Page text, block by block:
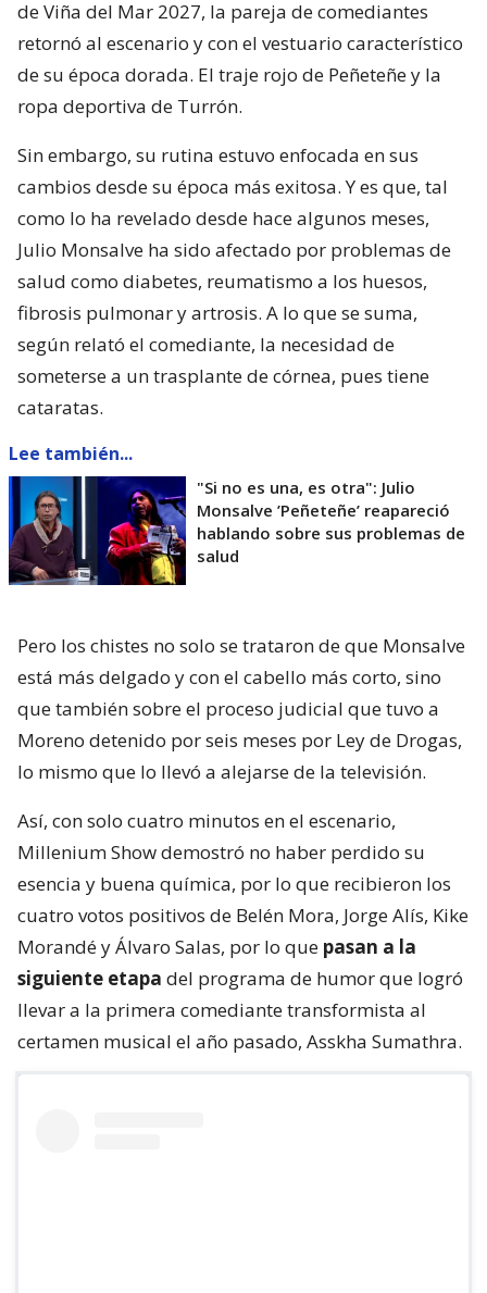
de Viña del Mar 2027, la pareja de comediantes
retornó al escenario y con el vestuario característico
de su época dorada. El traje rojo de Peñeteñe y la
ropa deportiva de Turrón.
Sin embargo, su rutina estuvo enfocada en sus
cambios desde su época más exitosa. Y es que, tal
como lo ha revelado desde hace algunos meses,
Julio Monsalve ha sido afectado por problemas de
salud como diabetes, reumatismo a los huesos,
fibrosis pulmonar y artrosis. A lo que se suma,
según relató el comediante, la necesidad de
someterse a un trasplante de córnea, pues tiene
cataratas.
Lee también...
"Si no es una, es otra": Julio
Monsalve ’Peñeteñe’ reapareció
hablando sobre sus problemas de
salud
Pero los chistes no solo se trataron de que Monsalve
está más delgado y con el cabello más corto, sino
que también sobre el proceso judicial que tuvo a
Moreno detenido por seis meses por Ley de Drogas,
lo mismo que lo llevó a alejarse de la televisión.
Así, con solo cuatro minutos en el escenario,
Millenium Show demostró no haber perdido su
esencia y buena química, por lo que recibieron los
cuatro votos positivos de Belén Mora, Jorge Alís, Kike
Morandé y Álvaro Salas, por lo que pasan a la
siguiente etapa del programa de humor que logró
llevar a la primera comediante transformista al
certamen musical el año pasado, Asskha Sumathra.